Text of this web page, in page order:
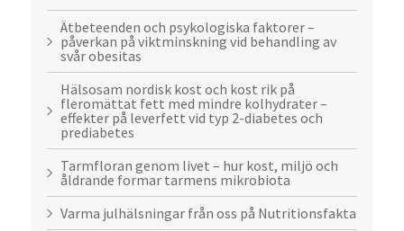
Ätbeteenden och psykologiska faktorer –
påverkan på viktminskning vid behandling av
svår obesitas
Hälsosam nordisk kost och kost rik på
fleromättat fett med mindre kolhydrater –
effekter på leverfett vid typ 2-diabetes och
prediabetes
Tarmfloran genom livet – hur kost, miljö och
åldrande formar tarmens mikrobiota
Varma julhälsningar från oss på Nutritionsfakta